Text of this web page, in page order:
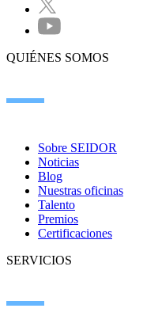
QUIÉNES SOMOS
Sobre SEIDOR
Noticias
Blog
Nuestras oficinas
Talento
Premios
Certificaciones
SERVICIOS